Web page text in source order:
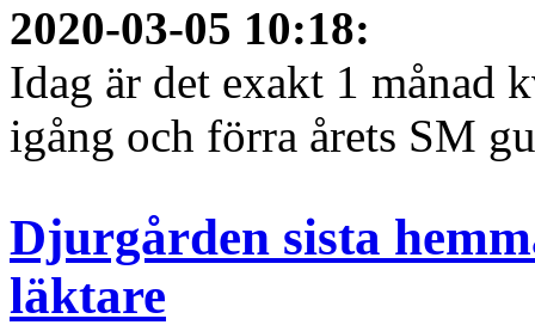
2020-03-05 10:18:
Idag är det exakt 1 månad
igång och förra årets SM
Djurgården sista
läktare